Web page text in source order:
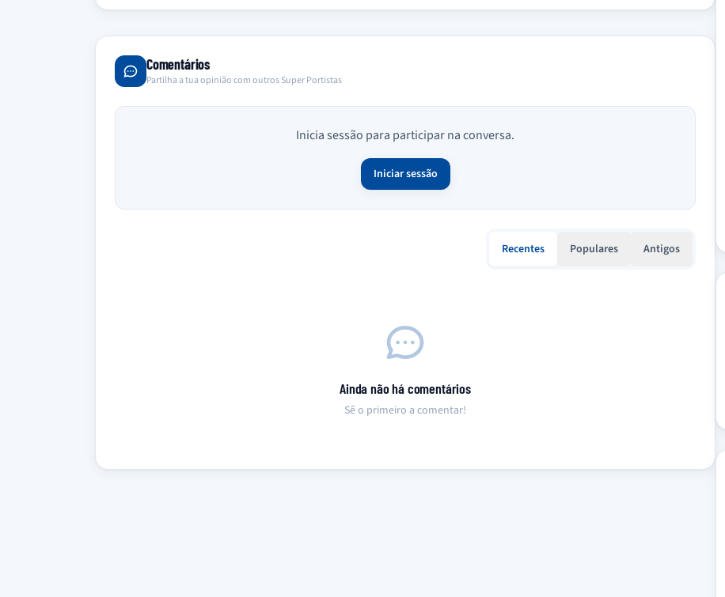
Comentários
Partilha a tua opinião com outros Super Portistas
Inicia sessão para participar na conversa.
Iniciar sessão
Recentes Populares Antigos
Ainda não há comentários
Sê o primeiro a comentar!